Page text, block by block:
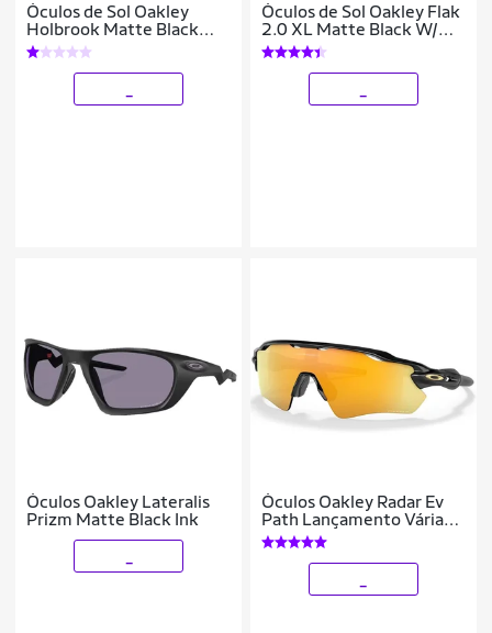
Óculos de Sol Oakley
Holbrook Matte Black
10% Grey/Dark Grey
Óculos de Sol Oakley Flak
2.0 XL Matte Black W/
Prizm
Óculos Oakley Lateralis
Prizm Matte Black Ink
Óculos Oakley Radar Ev
Path Lançamento Várias
Cores